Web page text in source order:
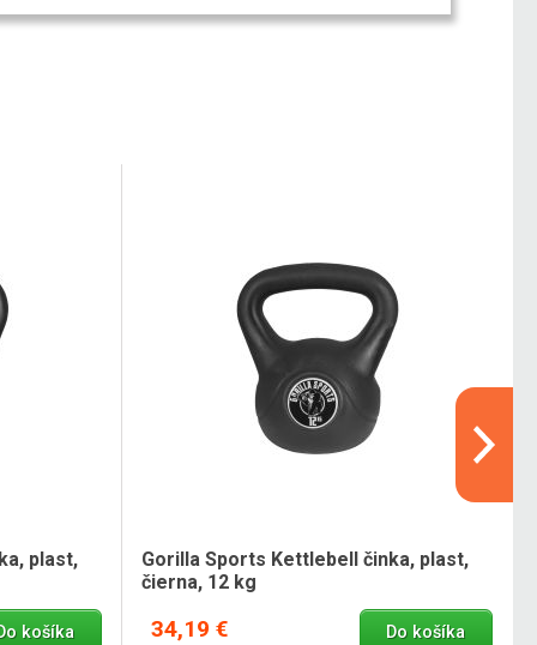
plast,
košíka
Gorilla Sports Kettlebell činka, plast,
čierna, 12 kg
34,19 € Do košíka